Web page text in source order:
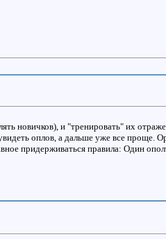
новичков), и "тренировать" их
оплов, а дальше уже все проще.
придерживаться правила: Один